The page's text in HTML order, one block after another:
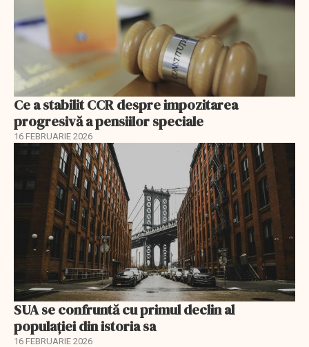
Ce a stabilit CCR despre impozitarea
progresivă a pensiilor speciale
16 FEBRUARIE 2026
SUA se confruntă cu primul declin al
populației din istoria sa
16 FEBRUARIE 2026